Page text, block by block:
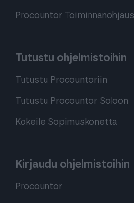
Procountor Toiminnanohjaus
Tutustu ohjelmistoihin
Tutustu Procountoriin
Tutustu Procountor Soloon
Kokeile Sopimuskonetta
Kirjaudu ohjelmistoihin
Procountor